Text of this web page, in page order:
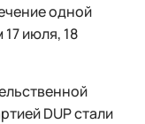
одной
июля, 18
DUP стали